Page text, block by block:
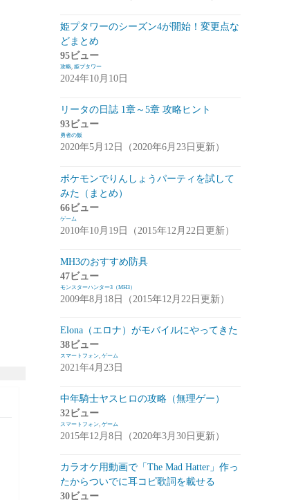
勇者の飯 (14)
ボーダーブレイク
アスタータタリクス(アスタタ)
イベント事前情報(16)
攻略情報
サクライグノラムス(サクムス)(2)
アプデ・イベント情報
雑談(1)
メビウスファイナルファンタジー(メビウ
スFF) (157)
ジョブステータス
カオスの魔窟
テイルズウィーバー：SecondRun(TWSR)
(10)
雑談
姫プタワーのシーズン4が開始！変更点な
どまとめ
95ビュー
攻略, 姫プタワー
2024年10月10日
リータの日誌 1章～5章 攻略ヒント
93ビュー
勇者の飯
2020年5月12日（2020年6月23日更新）
ポケモンでりんしょうパーティを試して
みた（まとめ）
66ビュー
ゲーム
2010年10月19日（2015年12月22日更新）
MH3のおすすめ防具
47ビュー
モンスターハンター3（MH3）
2009年8月18日（2015年12月22日更新）
Elona（エロナ）がモバイルにやってきた
38ビュー
スマートフォン, ゲーム
2021年4月23日
中年騎士ヤスヒロの攻略（無理ゲー）
32ビュー
スマートフォン, ゲーム
2015年12月8日（2020年3月30日更新）
カラオケ用動画で「The Mad Hatter」作っ
たからついでに耳コピ歌詞を載せる
30ビュー